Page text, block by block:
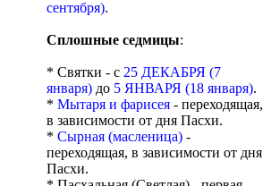
сентября).
Сплошные седмицы:
* Святки - с 25 ДЕКАБРЯ (7
января) до 5 ЯНВАРЯ (18 января).
* Мытаря и фарисея - переходящая,
в зависимости от дня Пасхи.
* Сырная (масленица) -
переходящая, в зависимости от дня
Пасхи.